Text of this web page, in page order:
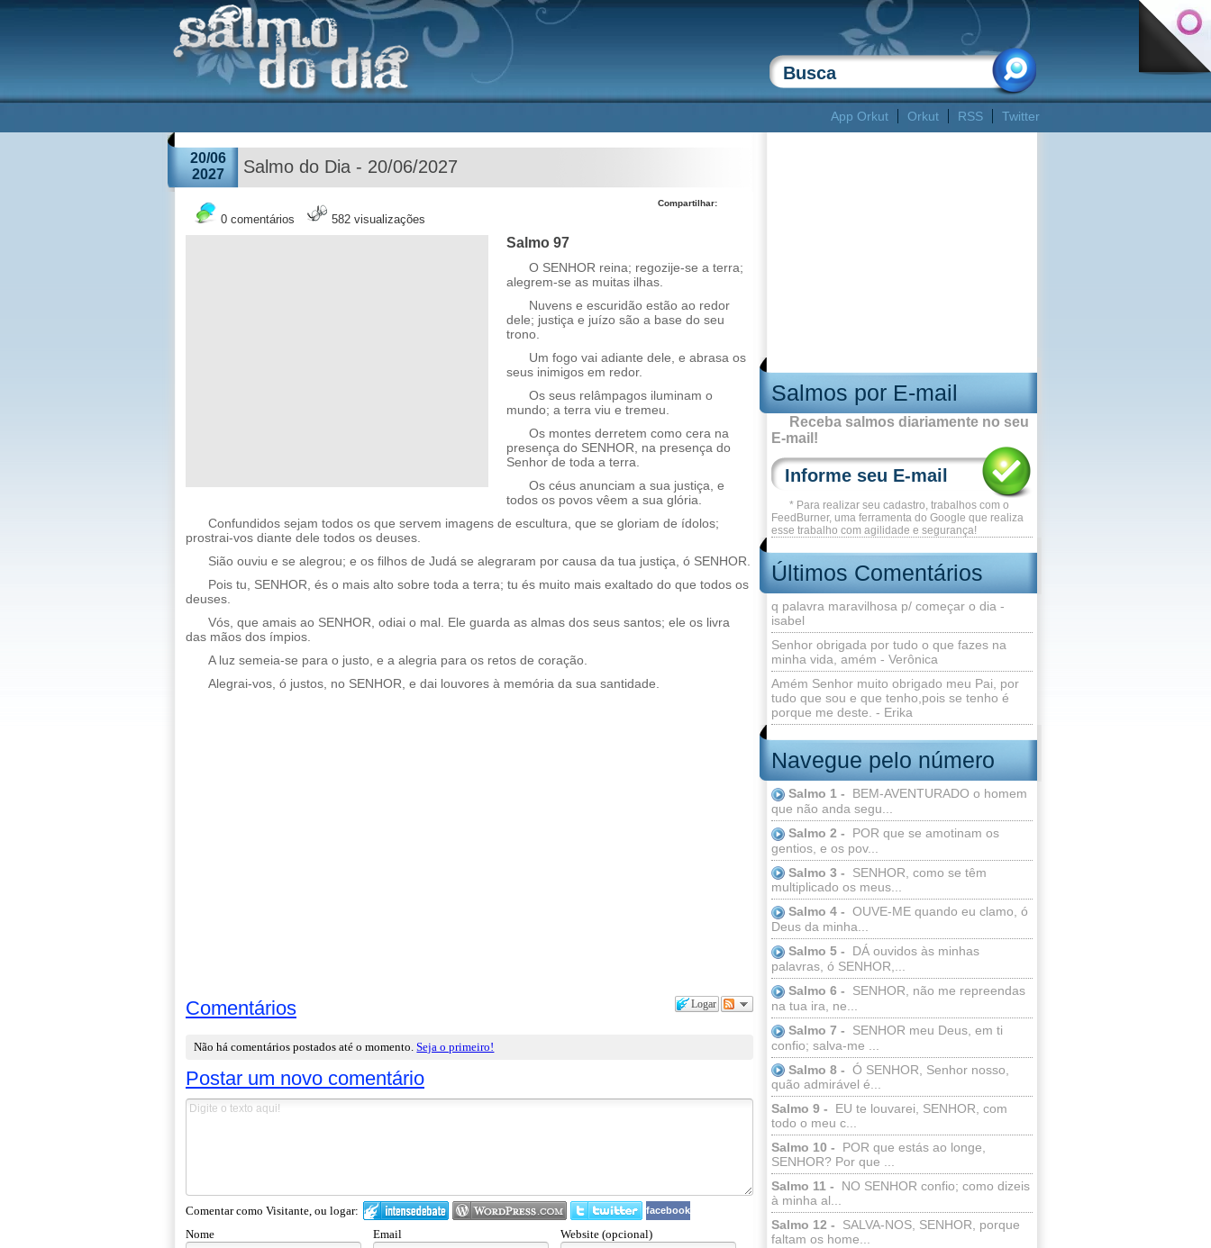
App Orkut Orkut RSS Twitter
Salmos por E-mail
Receba salmos diariamente no seu
E-mail!
* Para realizar seu cadastro, trabalhos com o
FeedBurner, uma ferramenta do Google que realiza
esse trabalho com agilidade e segurança!
Últimos Comentários
q palavra maravilhosa p/ começar o dia -
isabel
Senhor obrigada por tudo o que fazes na
minha vida, amém - Verônica
Amém Senhor muito obrigado meu Pai, por
tudo que sou e que tenho,pois se tenho é
porque me deste. - Erika
Navegue pelo número
Salmo 1 -
BEM-AVENTURADO o homem
que não anda segu...
Salmo 2 -
POR que se amotinam os
gentios, e os pov...
Salmo 3 -
SENHOR, como se têm
multiplicado os meus...
Salmo 4 - OUVE-ME quando eu clamo, ó
Deus da minha...
Salmo 5 -
DÁ ouvidos às minhas
palavras, ó SENHOR,...
Salmo 6 -
SENHOR, não me repreendas
na tua ira, ne...
Salmo 7 -
SENHOR meu Deus, em ti
confio; salva-me ...
Salmo 8 - Ó SENHOR, Senhor nosso,
quão admirável é...
Salmo 9 -
EU te louvarei, SENHOR, com
todo o meu c...
Salmo 10 -
POR que estás ao longe,
SENHOR? Por que ...
Salmo 11 -
NO SENHOR confio; como dizeis
à minha al...
Salmo 12 -
SALVA-NOS, SENHOR, porque
faltam os home...
20/06
2027
Salmo do Dia - 20/06/2027
0 comentários 582 visualizações
Compartilhar:
Salmo 97
O SENHOR reina; regozije-se a terra;
alegrem-se as muitas ilhas.
Nuvens e escuridão estão ao redor
dele; justiça e juízo são a base do seu
trono.
Um fogo vai adiante dele, e abrasa os
seus inimigos em redor.
Os seus relâmpagos iluminam o
mundo; a terra viu e tremeu.
Os montes derretem como cera na
presença do SENHOR, na presença do
Senhor de toda a terra.
Os céus anunciam a sua justiça, e
todos os povos vêem a sua glória.
Confundidos sejam todos os que servem imagens de escultura, que se gloriam de ídolos;
prostrai-vos diante dele todos os deuses.
Sião ouviu e se alegrou; e os filhos de Judá se alegraram por causa da tua justiça, ó SENHOR.
Pois tu, SENHOR, és o mais alto sobre toda a terra; tu és muito mais exaltado do que todos os
deuses.
Vós, que amais ao SENHOR, odiai o mal. Ele guarda as almas dos seus santos; ele os livra
das mãos dos ímpios.
A luz semeia-se para o justo, e a alegria para os retos de coração.
Alegrai-vos, ó justos, no SENHOR, e dai louvores à memória da sua santidade.
Logar
Comentários
Não há comentários postados até o momento.Seja o primeiro!
Postar um novo comentário
Comentar como Visitante, ou logar: facebook
Nome Email Website (opcional)